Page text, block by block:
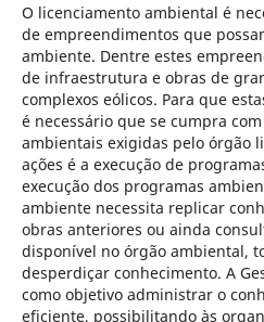
O licenciamento ambiental é
de empreendimentos que
ambiente. Dentre estes
de infraestrutura e obras de
complexos eólicos. Para que
é necessário que se cumpra
ambientais exigidas pelo órgão
ações é a execução de
execução dos programas
ambiente necessita replicar
obras anteriores ou ainda
disponível no órgão ambiental,
desperdiçar conhecimento. A
como objetivo administrar o
eficiente, possibilitando às